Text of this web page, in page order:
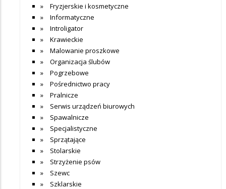
Fryzjerskie i kosmetyczne
Informatyczne
Introligator
Krawieckie
Malowanie proszkowe
Organizacja ślubów
Pogrzebowe
Pośrednictwo pracy
Pralnicze
Serwis urządzeń biurowych
Spawalnicze
Specjalistyczne
Sprzątające
Stolarskie
Strzyżenie psów
Szewc
Szklarskie